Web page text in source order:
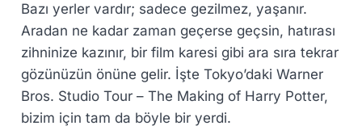
Bazı yerler vardır; sadece gezilmez, yaşanır.
Aradan ne kadar zaman geçerse geçsin, hatırası
zihninize kazınır, bir film karesi gibi ara sıra tekrar
gözünüzün önüne gelir. İşte Tokyo’daki Warner
Bros. Studio Tour – The Making of Harry Potter,
bizim için tam da böyle bir yerdi.